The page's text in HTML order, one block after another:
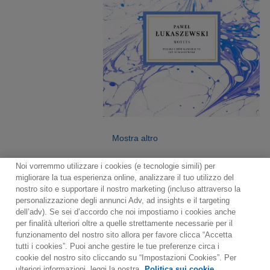
Mostra altro
Contact Notiziario
Politica sui cookie
Impostazioni dei cookie
Noi vorremmo utilizzare i cookies (e tecnologie simili) per
migliorare la tua esperienza online, analizzare il tuo utilizzo del
nostro sito e supportare il nostro marketing (incluso attraverso la
personalizzazione degli annunci Adv, ad insights e il targeting
dell’adv). Se sei d’accordo che noi impostiamo i cookies anche
per finalità ulteriori oltre a quelle strettamente necessarie per il
funzionamento del nostro sito allora per favore clicca “Accetta
tutti i cookies”. Puoi anche gestire le tue preferenze circa i
cookie del nostro sito cliccando su “Impostazioni Cookies”. Per